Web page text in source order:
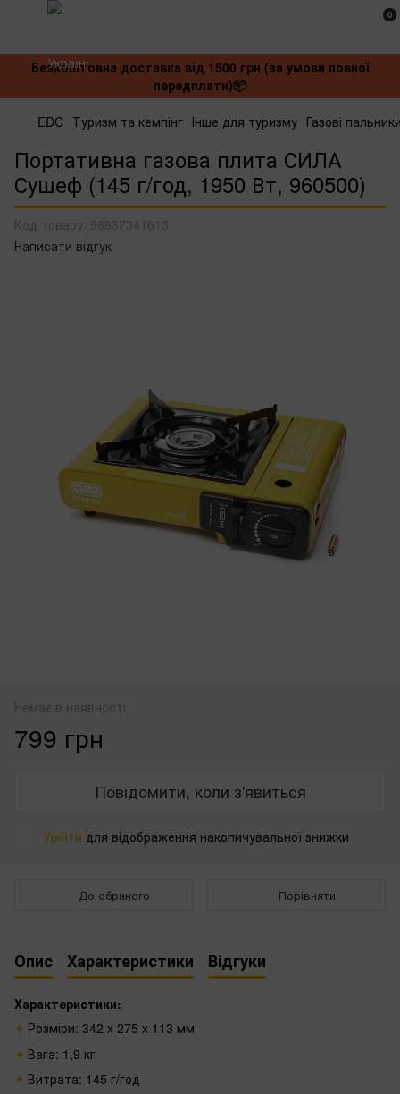
0
Безкоштовна доставка від 1500 грн (за умови повної
передплати)📦
EDC Туризм та кемпінг Інше для туризму Газові
Портативна газова плита СИЛА
Сушеф (145 г/год, 1950 Вт, 960500)
Код товару: 96837341615
Написати відгук
Немає в наявності
799 грн
Повідомити, коли з'явиться
Увійти для відображення накопичувальної знижки
До обраного Порівняти
Опис Характеристики Відгуки
Характеристики:
Розміри: 342 x 275 x 113 мм
Вага: 1,9 кг
Витрата: 145 г/год